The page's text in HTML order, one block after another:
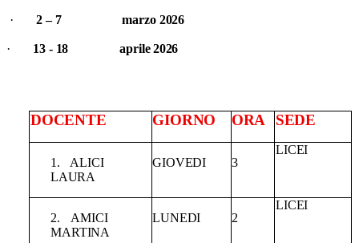
·
2 – 7 marzo 2026
· 13 - 18 aprile 2026
DOCENTE GIORNO ORA SEDE
1.
ALICI
LAURA
GIOVEDI 3
LICEI
2.
AMICI
MARTINA
LUNEDI 2
LICEI